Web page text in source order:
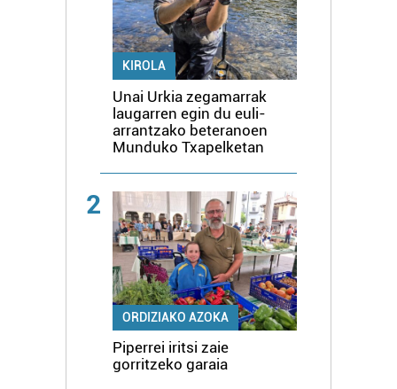
KIROLA
Unai Urkia zegamarrak
laugarren egin du euli-
arrantzako beteranoen
Munduko Txapelketan
2
ORDIZIAKO AZOKA
Piperrei iritsi zaie
gorritzeko garaia